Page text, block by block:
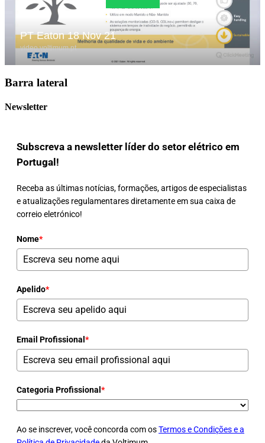
Barra lateral
Newsletter
Subscreva a newsletter líder do setor elétrico em
Portugal!
Receba as últimas notícias, formações, artigos de especialistas
e atualizações regulamentares diretamente em sua caixa de
correio eletrónico!
Nome*
Apelido*
Email Profissional *
Categoria Profissional *
Ao se inscrever, você concorda com osTermos e Condições e a